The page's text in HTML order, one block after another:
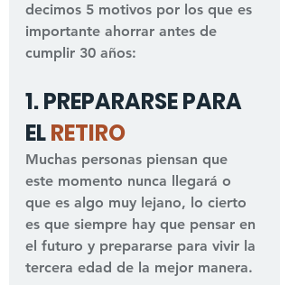
decimos 5 motivos por los que es
importante ahorrar antes de
cumplir 30 años:
1. PREPARARSE PARA
EL RETIRO
Muchas personas piensan que
este momento nunca llegará o
que es algo muy lejano, lo cierto
es que siempre hay que pensar en
el futuro y prepararse para vivir la
tercera edad de la mejor manera.